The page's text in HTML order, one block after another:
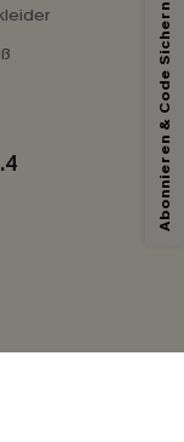
Abonnieren & Code Sichern